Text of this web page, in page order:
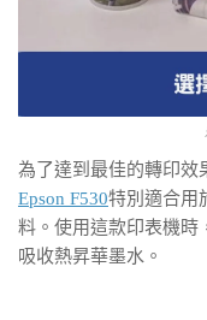
為了達到最佳的轉印效
Epson F530特別適合用
料。使用這款印表機時
吸收熱昇華墨水。